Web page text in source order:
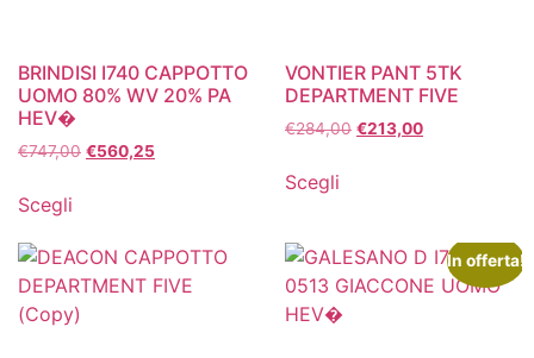
BRINDISI I740 CAPPOTTO
UOMO 80% WV 20% PA
HEV�
€747,00 €560,25
Scegli
VONTIER PANT 5TK
DEPARTMENT FIVE
€284,00 €213,00
Scegli
In offerta!